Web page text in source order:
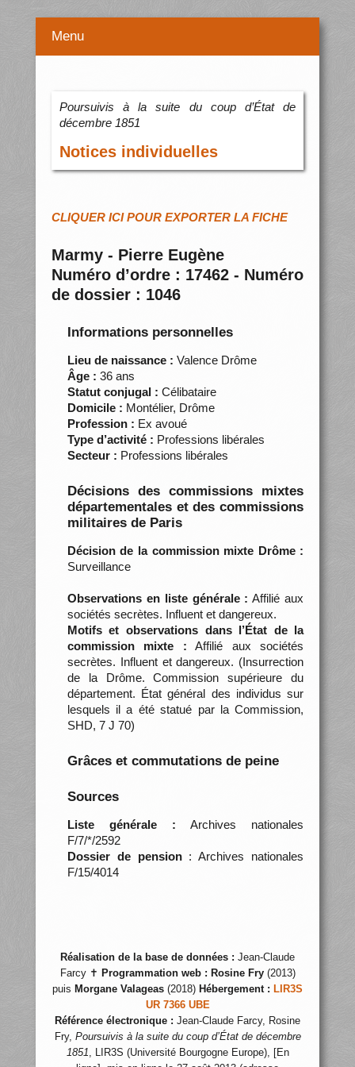
Menu
Poursuivis à la suite du coup d’État de
décembre 1851
Notices individuelles
CLIQUER ICI POUR EXPORTER LA FICHE
Marmy - Pierre Eugène
Numéro d’ordre : 17462 - Numéro
de dossier : 1046
Informations personnelles
Lieu de naissance : Valence Drôme
Âge : 36 ans
Statut conjugal : Célibataire
Domicile : Montélier, Drôme
Profession : Ex avoué
Type d’activité : Professions libérales
Secteur : Professions libérales
Décisions des commissions mixtes
départementales et des commissions
militaires de Paris
Décision de la commission mixte Drôme :
Surveillance
Observations en liste générale : Affilié aux
sociétés secrètes. Influent et dangereux.
Motifs et observations dans l’État de la
commission mixte : Affilié aux sociétés
secrètes. Influent et dangereux. (Insurrection
de la Drôme. Commission supérieure du
département. État général des individus sur
lesquels il a été statué par la Commission,
SHD, 7 J 70)
Grâces et commutations de peine
Sources
Liste générale : Archives nationales
F/7/*/2592
Dossier de pension: Archives nationales
F/15/4014
Réalisation de la base de données : Jean-Claude
Farcy ✝ Programmation web : Rosine Fry(2013)
puis Morgane Valageas (2018) Hébergement : LIR3S
UR 7366 UBE
Référence électronique : Jean-Claude Farcy, Rosine
Fry, Poursuivis à la suite du coup d’État de décembre
1851, LIR3S (Université Bourgogne Europe), [En